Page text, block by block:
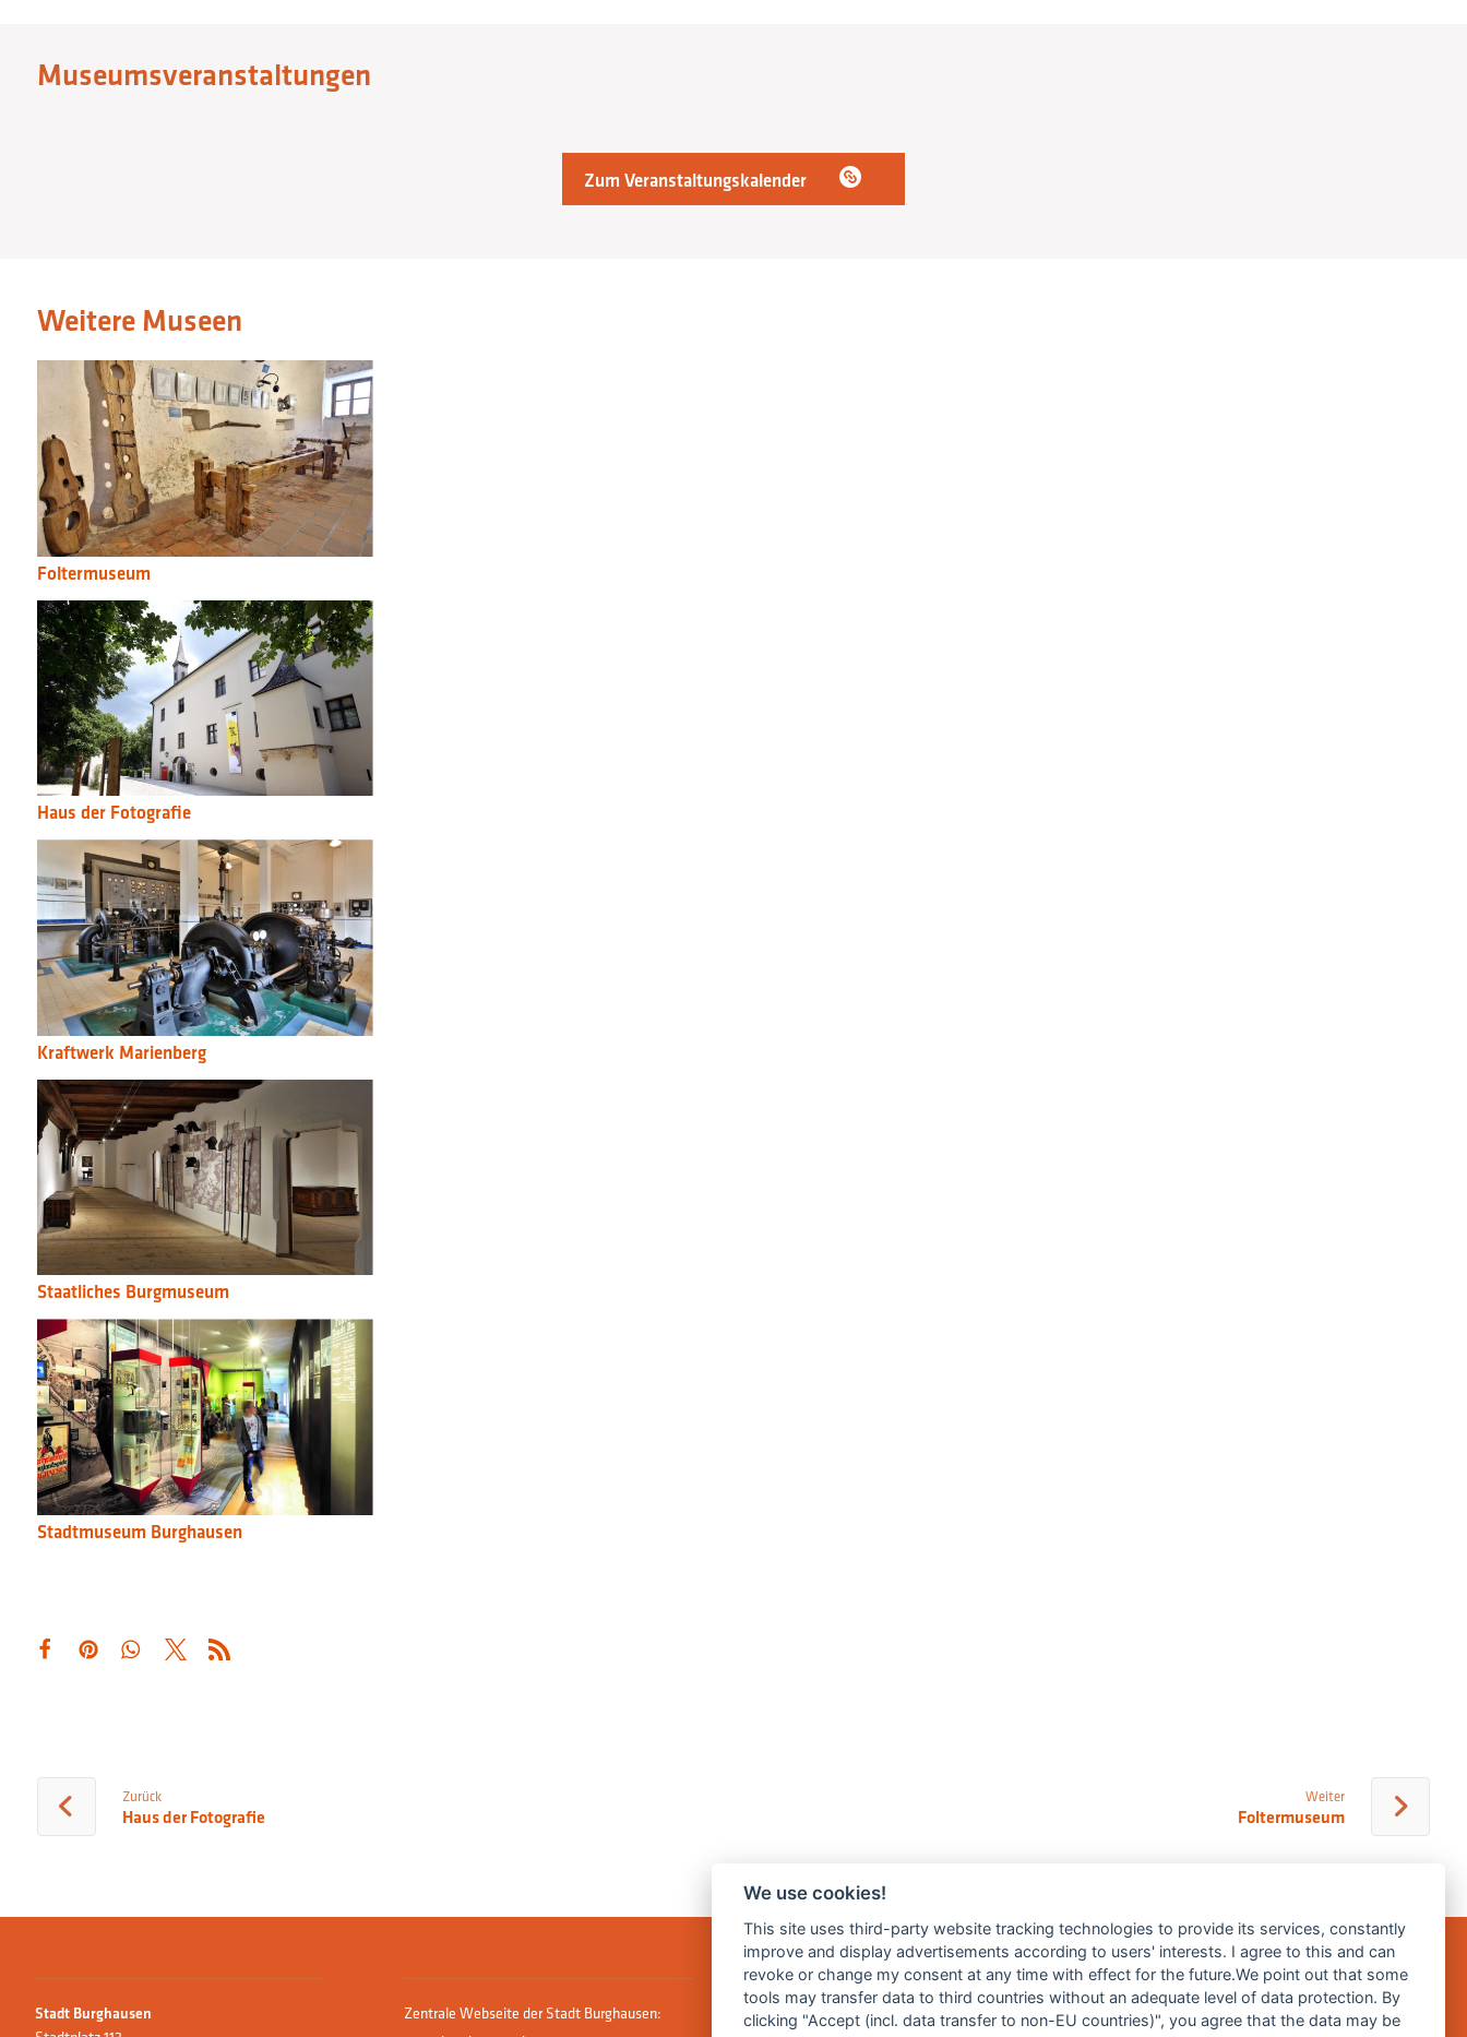
Museumsveranstaltungen
Zum Veranstaltungskalender
Weitere Museen
Foltermuseum
Haus der Fotografie
Kraftwerk Marienberg
Staatliches Burgmuseum
Stadtmuseum Burghausen
Zurück
Haus der Fotografie
Weiter
Foltermuseum
Stadt Burghausen
Zentrale Webseite der Stadt Burghausen:
Impressum
We use cookies!
This site uses third-party website tracking technologies to provide its services, constantly
improve and display advertisements according to users' interests. I agree to this and can
revoke or change my consent at any time with effect for the future.We point out that some
tools may transfer data to third countries without an adequate level of data protection. By
clicking "Accept (incl. data transfer to non-EU countries)", you agree that the data may be